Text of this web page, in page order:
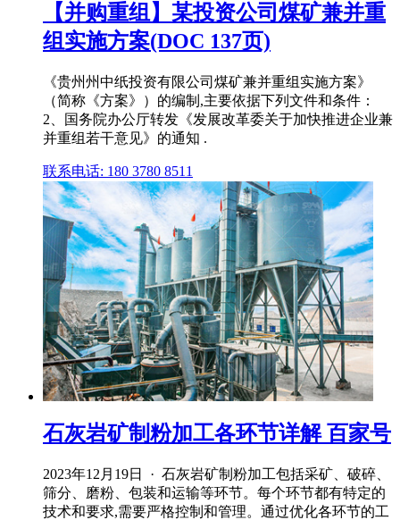
【并购重组】某投资公司煤矿兼并重
组实施方案(DOC 137页)
《贵州州中纸投资有限公司煤矿兼并重组实施方案》
（简称《方案》）的编制,主要依据下列文件和条件：
2、国务院办公厅转发《发展改革委关于加快推进企业兼
并重组若干意见》的通知 .
联系电话: 180 3780 8511
石灰岩矿制粉加工各环节详解 百家号
2023年12月19日 · 石灰岩矿制粉加工包括采矿、破碎、
筛分、磨粉、包装和运输等环节。每个环节都有特定的
技术和要求,需要严格控制和管理。通过优化各环节的工